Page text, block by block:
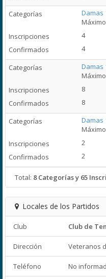
Damas
4
4
Damas
8
8
Damas
2
2
Total: 8 Categorías y 65
Locales de los Partidos
Club Club de
Dirección Veteranos
Teléfono No